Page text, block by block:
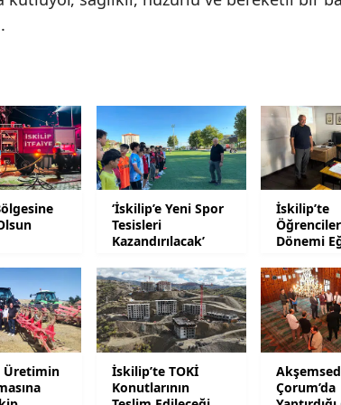
Mardin
Muğla
Muş
Nevşehir
Niğde
Ordu
Sakarya
‘İskilip’e Yeni Spor
Tesisleri
Kazandırılacak’
İskilip’te
Dönemi
Üretimin
İskilip’te TOKİ
Konutlarının
Çorum’da